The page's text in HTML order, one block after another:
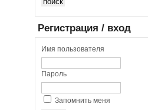
Регистрация / вход
Имя пользователя
Пароль
Запомнить меня